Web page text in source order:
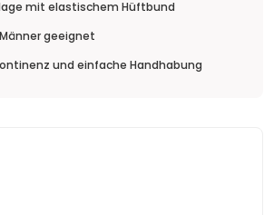
mit elastischem Hüftbund
geeignet
und einfache Handhabung